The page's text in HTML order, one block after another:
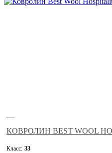
—
КОВРОЛИН BEST WOOL
Класс: 33